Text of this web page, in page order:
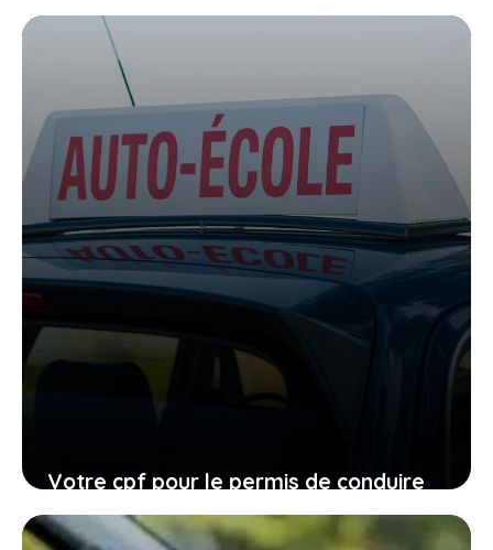
le permis de conduire, comment vous
organiser avant qu’il ne soit trop tard
27 janvier 2026
Votre cpf pour le permis de conduire
expire en 2026, ne laissez pas filer